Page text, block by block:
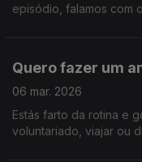
episódio, falamos com
Quero fazer um
06 mar. 2026
Estás farto da rotina e
voluntariado, viajar ou